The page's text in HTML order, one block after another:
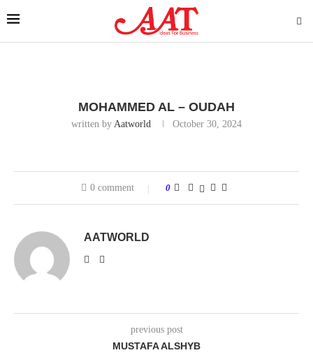
MOHAMMED AL – OUDAH
written by Aatworld October 30, 2024
0 comment 0
AATWORLD
previous post
MUSTAFA ALSHYB